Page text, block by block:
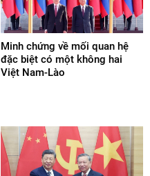
Minh chứng về mối quan hệ
đặc biệt có một không hai
Việt Nam-Lào